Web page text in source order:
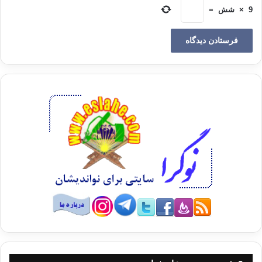
عنوان «باب جهاد» به شرط اجازه پدر و مادر و در کتاب «الأدب المفرد» نیز
به عنوان «کسانی که بدون اجازه پدر و مادر حق رفتن به جهاد را ندارند» قرار
اطاعت از پدر و مادر به دلیل تضاد آن با فرمان خداوند است، موضع سعد بن ابی
در برابر مادر مشرک خویش است. مادر او سوگند یاد کرد که تا زمانی سعد از
دست برندارد، لب به آب و غذا نزند و خود را شستشو ندهد. اما سعد بن ابی
جرأت و استقامت تمام بر ایمان خطاب به او فرمود: مادر! به نام خداوند سوگند
دارای صد جان باشی و هر ساعت یک بار جان بدهی، از دین محمد دست
برنخواهم داشت».
از طرف دیگر بی‌توجهی به خدمت و مراقبت از
پدر و مادر عصیان و نافرمانی است و آزار آنان جزو گناهان کبیره‌ای به شمار
9
× شش =